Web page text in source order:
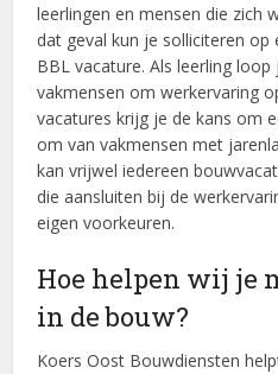
leerlingen en mensen die zich
dat geval kun je solliciteren
BBL vacature. Als leerling
vakmensen om werkervaring
vacatures krijg je de kans om
om van vakmensen met
kan vrijwel iedereen
die aansluiten bij de
eigen voorkeuren.
Hoe helpen wij je
in de bouw?
Koers Oost Bouwdiensten